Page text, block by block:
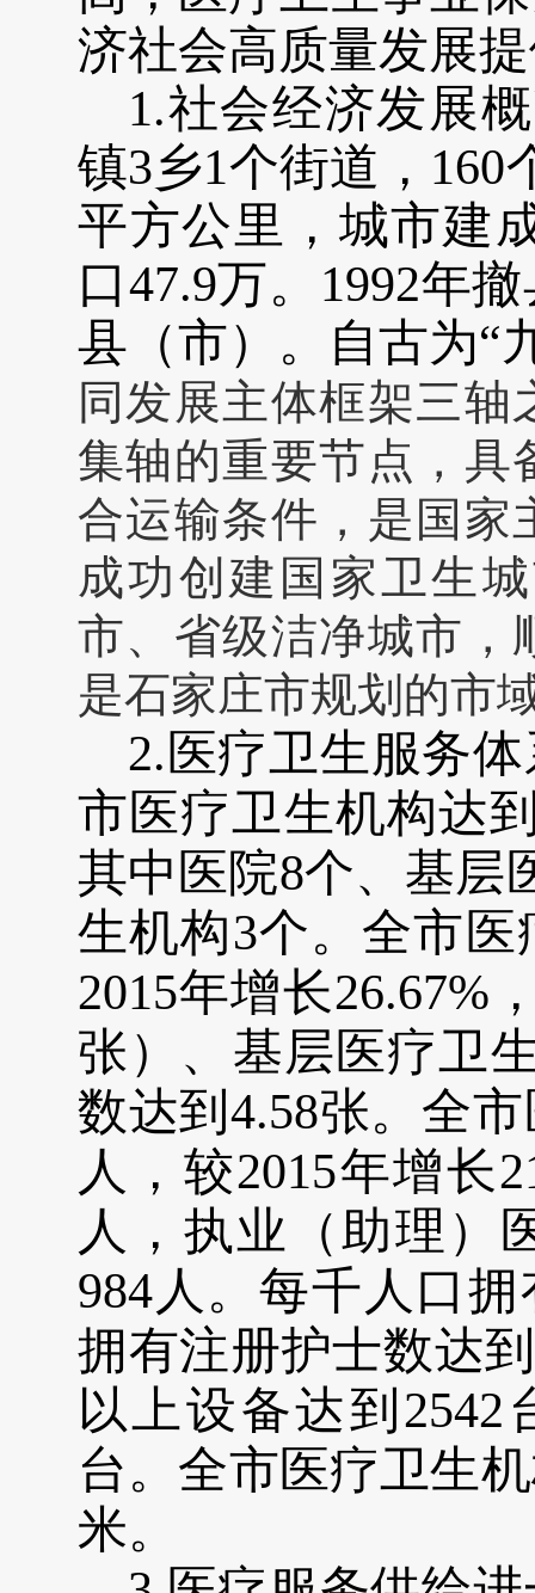
济社会高质量发展
1.社会经济发展
镇3乡1个街道，160
平方公里，城市建
口47.9万。1992年
县（市）。自古为“
同发展主体框架三
集轴的重要节点，具
合运输条件，是国家
成功创建国家卫生
市、省级洁净城市，
是石家庄市规划的市
2. 医疗卫生服务
市医疗卫生机构达
其中医院8个、基层
生机构3个。全市医
2015年增长26.67%
张）、基层医疗卫
数达到4.58张。全
人， 较2015年增长
人
， 执业（助理）
984人。每千人口
拥有注册护士数达
以上设备达到 2542
台。全市医疗卫生
米。